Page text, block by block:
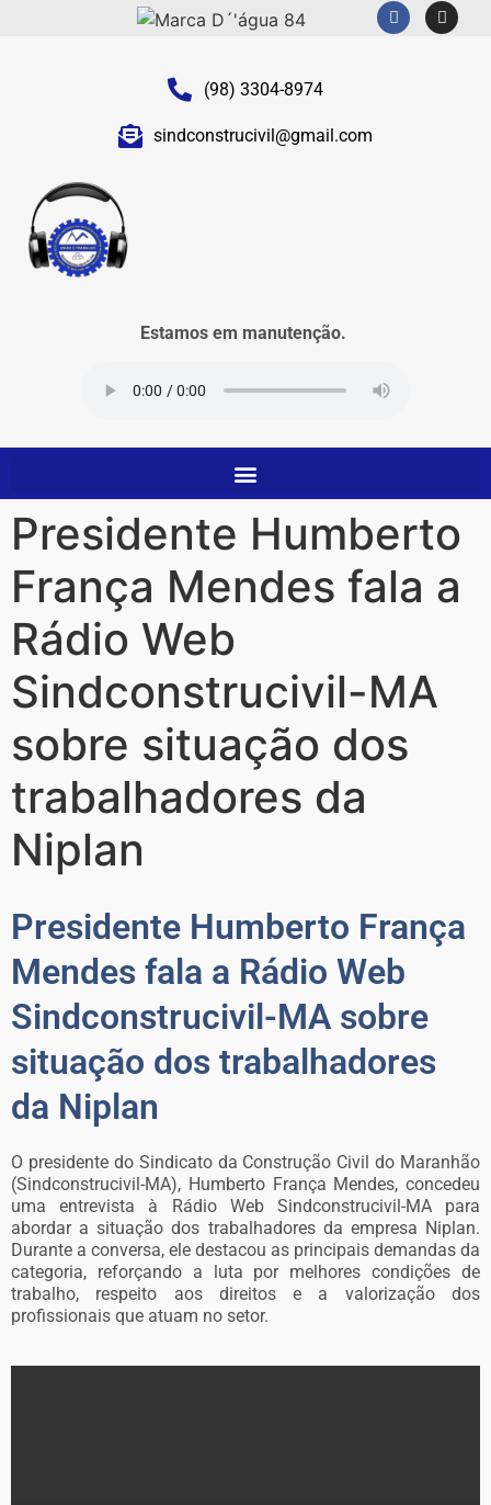
(98) 3304-8974
sindconstrucivil@gmail.com
Estamos em manutenção.
Presidente Humberto
França Mendes fala a
Rádio Web
Sindconstrucivil-MA
sobre situação dos
trabalhadores da
Niplan
Presidente Humberto França
Mendes fala a Rádio Web
Sindconstrucivil-MA sobre
situação dos trabalhadores
da Niplan
O presidente do Sindicato da Construção Civil do Maranhão
(Sindconstrucivil-MA), Humberto França Mendes, concedeu
uma entrevista à Rádio Web Sindconstrucivil-MA para
abordar a situação dos trabalhadores da empresa Niplan.
Durante a conversa, ele destacou as principais demandas da
categoria, reforçando a luta por melhores condições de
trabalho, respeito aos direitos e a valorização dos
profissionais que atuam no setor.